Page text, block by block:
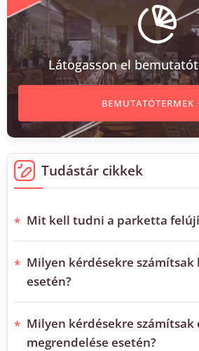
Látogasson el
BEMUTATÓTERMEK
Tudástár cikkek
Mit kell tudni a parketta
Milyen kérdésekre
esetén?
Milyen kérdésekre számítsak
megrendelése esetén?